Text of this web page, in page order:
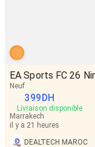
EA Sports FC 26
Neuf
399DH
Livraison disponible
Marrakech
il y a 21 heures
DEALTECH MAROC